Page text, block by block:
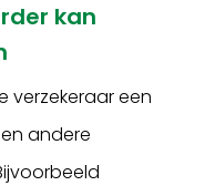
kan
verzekeraar een
andere